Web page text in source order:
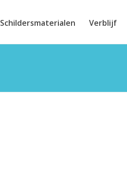
Schildersmaterialen Verblijf